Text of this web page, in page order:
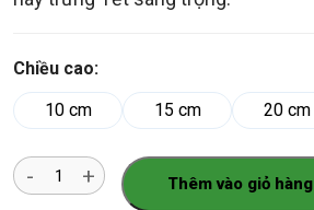
Chiều cao:
10 cm
15 cm 20 cm
Số
lượng
Thêm vào giỏ hàng